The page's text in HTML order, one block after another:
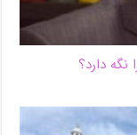
دارد؟